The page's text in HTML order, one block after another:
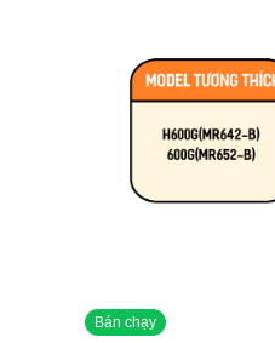
Bán chạy